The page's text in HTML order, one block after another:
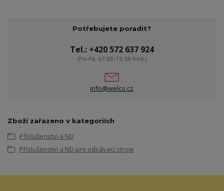
Potřebujete poradit?
Tel.: +420 572 637 924
(Po-Pá, 07:00-15:30 hod.)
info@welco.cz
Zboží zařazeno v kategoriích
Příslušenství a ND
Příslušenství a ND pro odsávací stroje